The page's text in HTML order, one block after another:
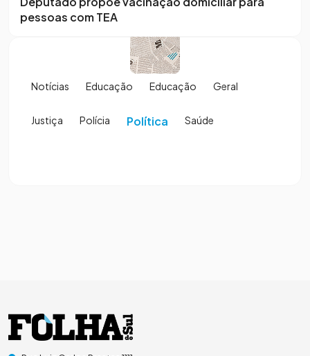
pessoas com TEA
Notícias Educação Educação Geral
Justiça Polícia Política Saúde